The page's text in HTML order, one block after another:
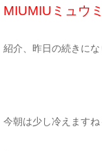
MIUMIUミュウ
紹介、昨日の続きに
今朝は少し冷えます